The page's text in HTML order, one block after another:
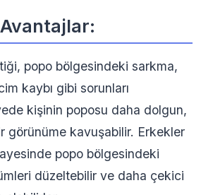
popo bölgesindeki sarkma,
kaybı gibi sorunları
kişinin poposu daha dolgun,
görünüme kavuşabilir. Erkekler
popo bölgesindeki
düzeltebilir ve daha çekici